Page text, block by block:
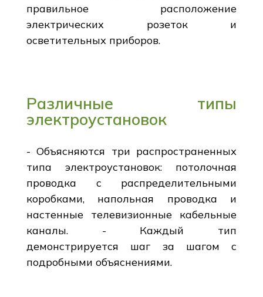
правильное расположение
электрических розеток и
осветительных приборов.
Различные типы
электроустановок
- Объясняются три распространенных
типа электроустановок: потолочная
проводка с распределительными
коробками, напольная проводка и
настенные телевизионные кабельные
каналы. - Каждый тип
демонстрируется шаг за шагом с
подробными объяснениями.